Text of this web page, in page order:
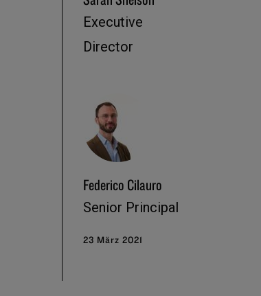
Executive
Director
Federico Cilauro
Senior Principal
23 März 2021